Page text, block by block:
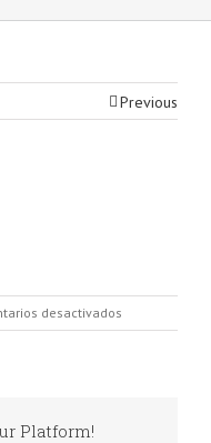
Previous
desactivados
elastic1
Platform!